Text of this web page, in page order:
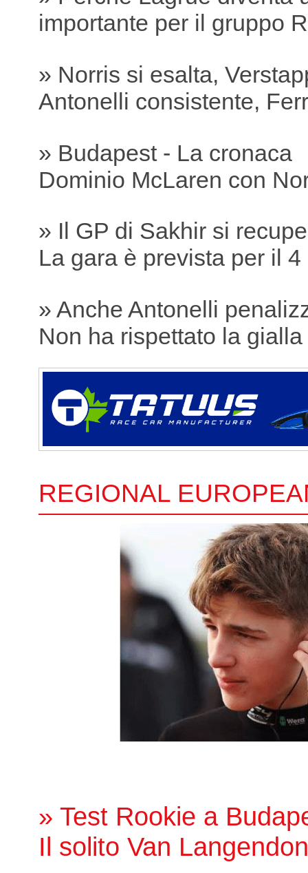
importante per il gruppo
» Norris si esalta,
Antonelli consistente,
» Budapest - La cronaca
Dominio McLaren con
» Il GP di Sakhir si
La gara è prevista per il 4
» Anche Antonelli
Non ha rispettato la gialla
REGIONAL
» Test Rookie a
Il solito Van